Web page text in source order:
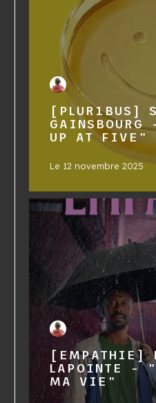
[PLUR1BUS]
UP AT FIVE"
Le 12 novembre 2025
[EMPATHIE]
LAPOINTE -
MA VIE"